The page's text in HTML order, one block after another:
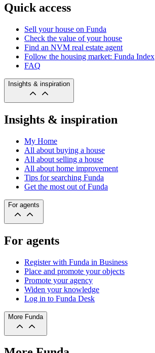
Quick access
Sell your house on Funda
Check the value of your house
Find an NVM real estate agent
Follow the housing market: Funda Index
FAQ
Insights & inspiration
Insights & inspiration
My Home
All about buying a house
All about selling a house
All about home improvement
Tips for searching Funda
Get the most out of Funda
For agents
For agents
Register with Funda in Business
Place and promote your objects
Promote your agency
Widen your knowledge
Log in to Funda Desk
More Funda